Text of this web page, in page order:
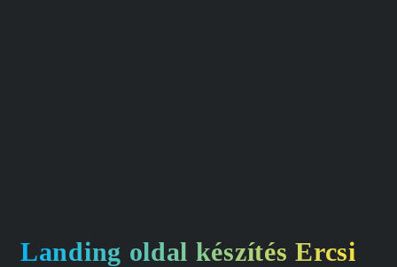
Landing oldal készítés Ercsi